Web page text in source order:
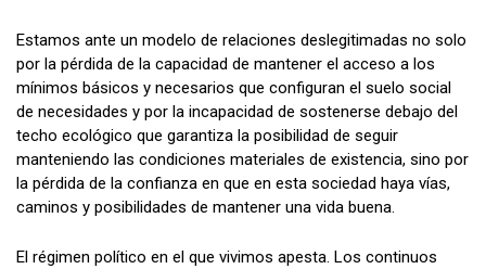
Estamos ante un modelo de relaciones deslegitimadas no solo
por la pérdida de la capacidad de mantener el acceso a los
mínimos básicos y necesarios que configuran el suelo social
de necesidades y por la incapacidad de sostenerse debajo del
techo ecológico que garantiza la posibilidad de seguir
manteniendo las condiciones materiales de existencia, sino por
la pérdida de la confianza en que en esta sociedad haya vías,
caminos y posibilidades de mantener una vida buena.
El régimen político en el que vivimos apesta. Los continuos